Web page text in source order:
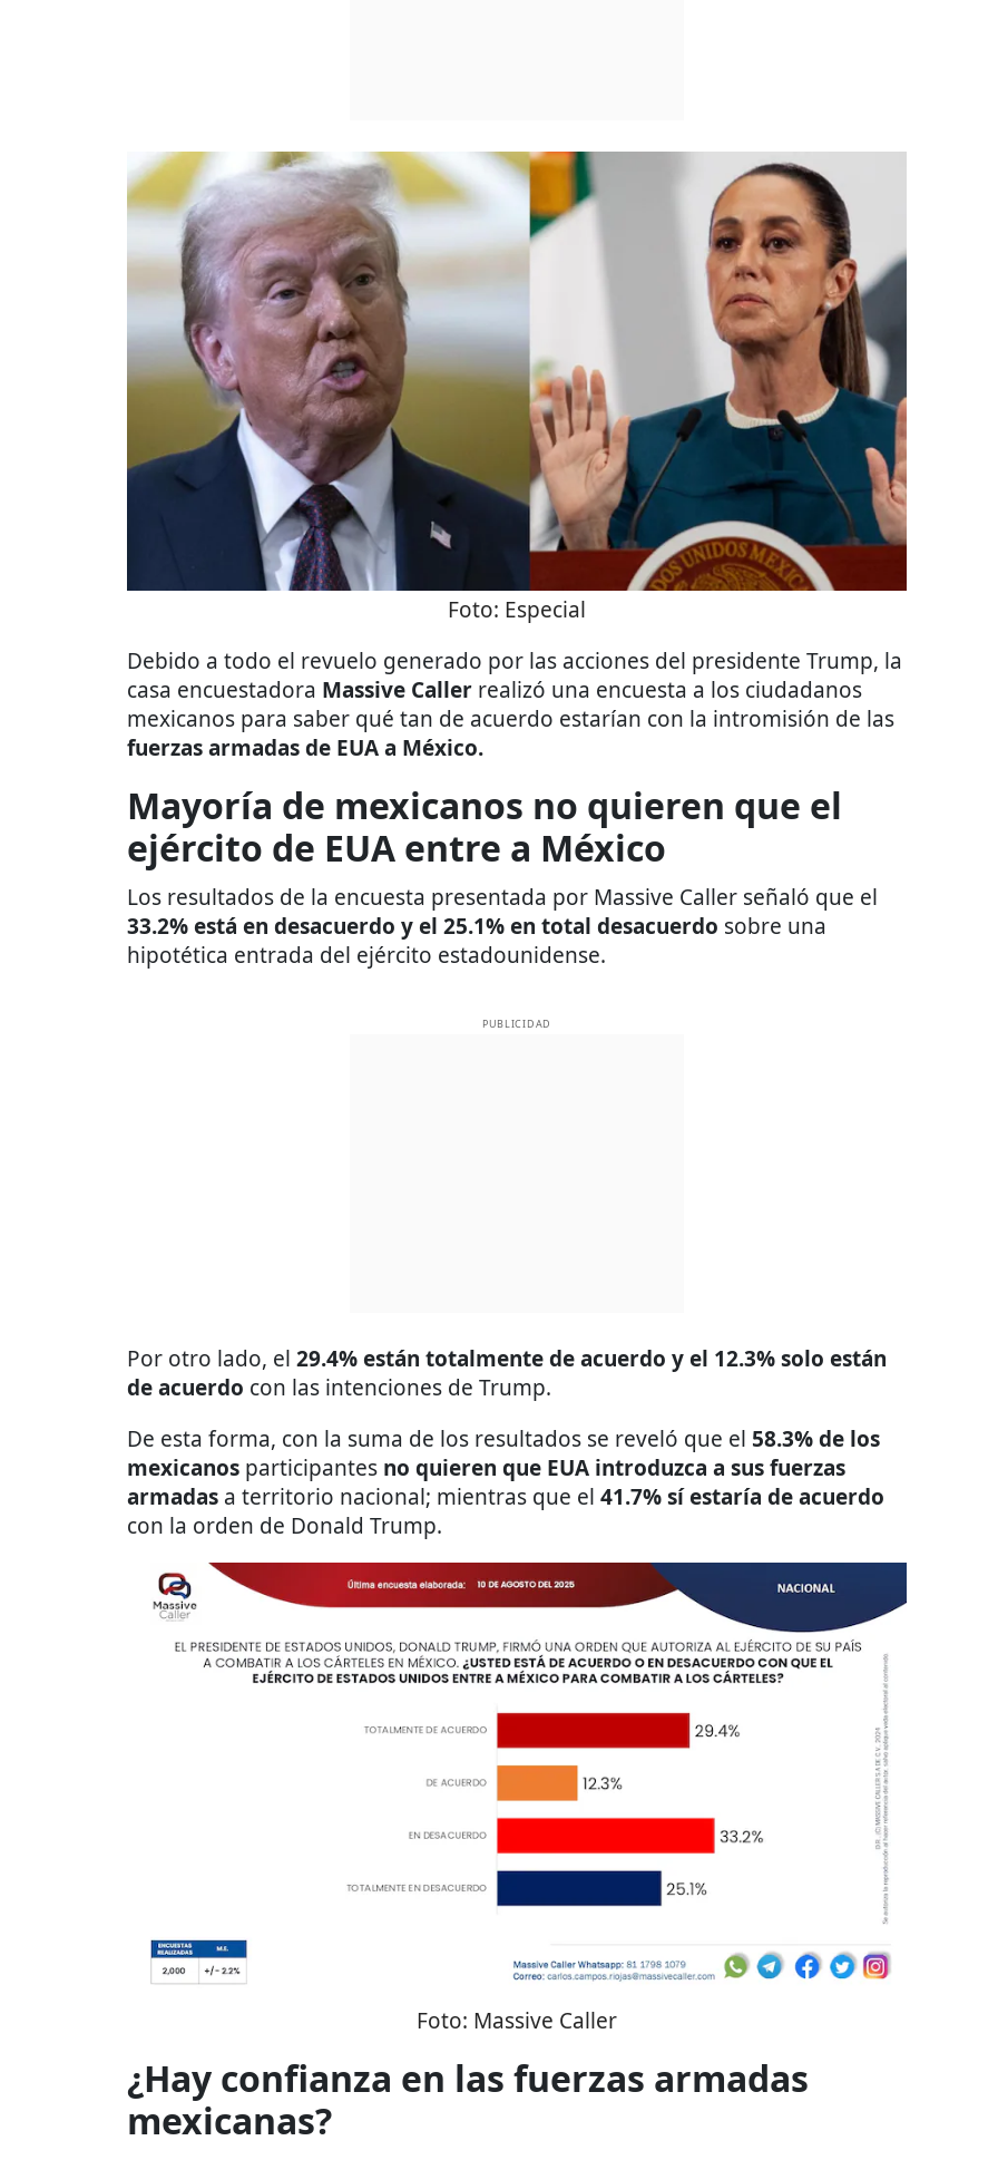
Foto: Especial
Debido a todo el revuelo generado por las acciones del presidente Trump, la
casa encuestadora Massive Caller realizó una encuesta a los ciudadanos
mexicanos para saber qué tan de acuerdo estarían con la intromisión de las
fuerzas armadas de EUA a México.
Mayoría de mexicanos no quieren que el
ejército de EUA entre a México
Los resultados de la encuesta presentada por Massive Caller señaló que el
33.2% está en desacuerdo y el 25.1% en total desacuerdo sobre una
hipotética entrada del ejército estadounidense.
PUBLICIDAD
Por otro lado, el 29.4% están totalmente de acuerdo y el 12.3% solo están
de acuerdo con las intenciones de Trump.
De esta forma, con la suma de los resultados se reveló que el 58.3% de los
mexicanos participantes no quieren que EUA introduzca a sus fuerzas
armadas a territorio nacional; mientras que el 41.7% sí estaría de acuerdo
con la orden de Donald Trump.
Foto: Massive Caller
¿Hay confianza en las fuerzas armadas
mexicanas?